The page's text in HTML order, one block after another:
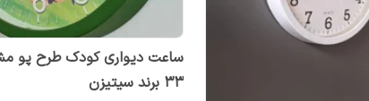
۳۳ برند سیتیزن